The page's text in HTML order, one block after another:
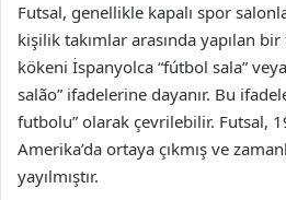
Futsal, genellikle kapalı spor
kişilik takımlar arasında yapılan
kökeni İspanyolca “fútbol sala”
salão” ifadelerine dayanır. Bu
futbolu” olarak çevrilebilir. Futsal,
Amerika’da ortaya çıkmış ve
yayılmıştır.